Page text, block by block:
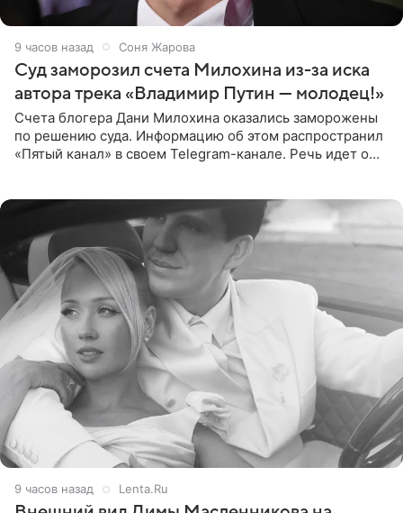
9 часов назад Соня Жарова
Суд заморозил счета Милохина из-за иска
автора трека «Владимир Путин — молодец!»
Счета блогера Дани Милохина оказались заморожены
по решению суда. Информацию об этом распространил
«Пятый канал» в своем Telegram-канале. Речь идет о
9 часов назад Lenta.Ru